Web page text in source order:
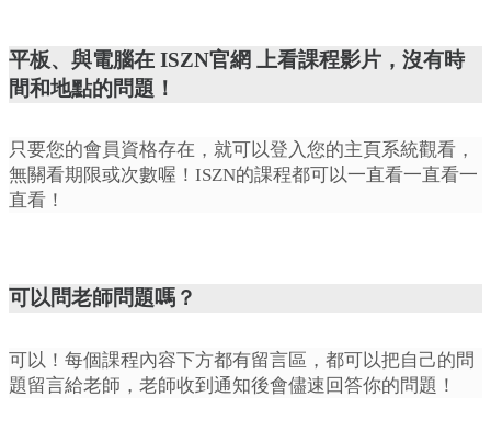
平板、與電腦在 ISZN官網 上看課程影片，沒有時
間和地點的問題！
只要您的會員資格存在，就可以登入您的主頁系統觀看，
無關看期限或次數喔！ISZN的課程都可以一直看一直看一
直看！
可以問老師問題嗎？
可以！每個課程內容下方都有留言區，都可以把自己的問
題留言給老師，老師收到通知後會儘速回答你的問題！